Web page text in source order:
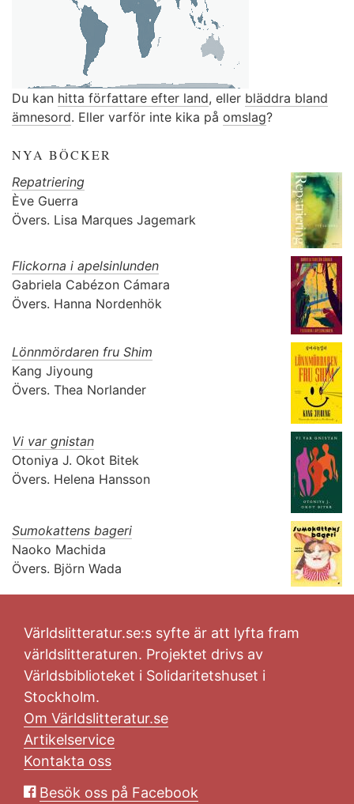
Du kan hitta författare efter land, eller bläddra bland
ämnesord. Eller varför inte kika på omslag?
NYA BÖCKER
Repatriering
Ève Guerra
Övers. Lisa Marques Jagemark
Flickorna i apelsinlunden
Gabriela Cabézon Cámara
Övers. Hanna Nordenhök
Lönnmördaren fru Shim
Kang Jiyoung
Övers. Thea Norlander
Vi var gnistan
Otoniya J. Okot Bitek
Övers. Helena Hansson
Sumokattens bageri
Naoko Machida
Övers. Björn Wada
Världslitteratur.se:s syfte är att lyfta fram
världslitteraturen. Projektet drivs av
Världsbiblioteket i Solidaritetshuset i
Stockholm.
Om Världslitteratur.se
Artikelservice
Kontakta oss
Besök oss på Facebook